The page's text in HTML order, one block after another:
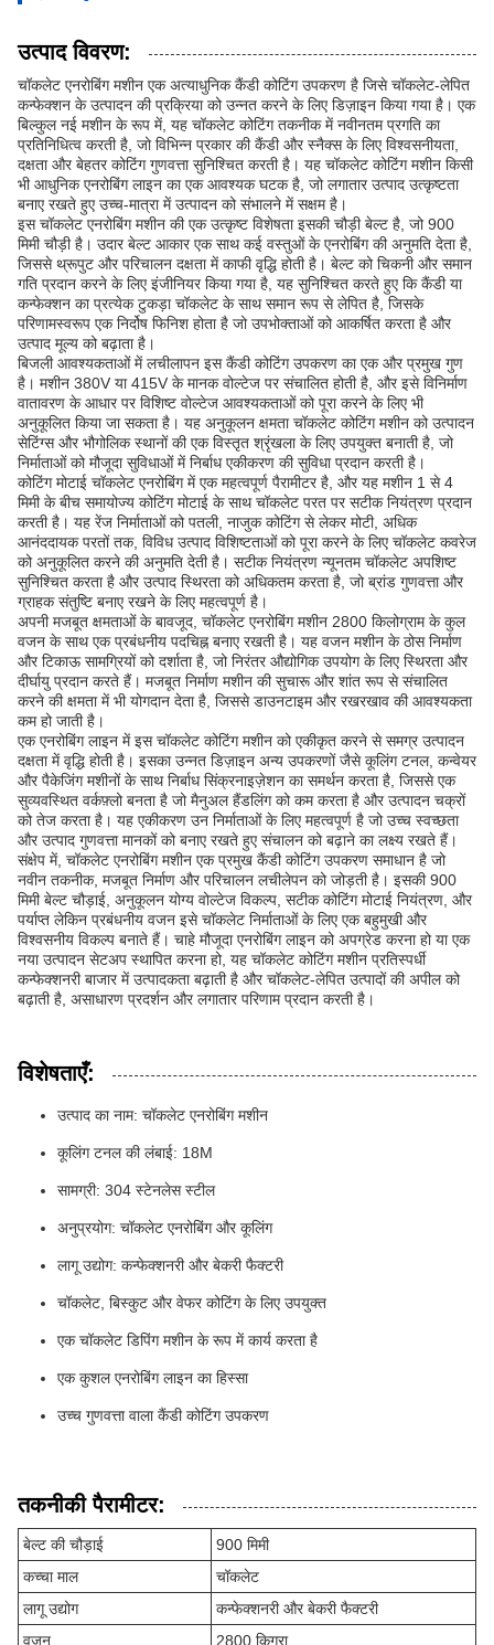
उत्पाद विवरण:
चॉकलेट एनरोबिंग मशीन एक अत्याधुनिक कैंडी कोटिंग उपकरण है जिसे चॉकलेट-लेपित
कन्फेक्शन के उत्पादन की प्रक्रिया को उन्नत करने के लिए डिज़ाइन किया गया है। एक
बिल्कुल नई मशीन के रूप में, यह चॉकलेट कोटिंग तकनीक में नवीनतम प्रगति का
प्रतिनिधित्व करती है, जो विभिन्न प्रकार की कैंडी और स्नैक्स के लिए विश्वसनीयता,
दक्षता और बेहतर कोटिंग गुणवत्ता सुनिश्चित करती है। यह चॉकलेट कोटिंग मशीन किसी
भी आधुनिक एनरोबिंग लाइन का एक आवश्यक घटक है, जो लगातार उत्पाद उत्कृष्टता
बनाए रखते हुए उच्च-मात्रा में उत्पादन को संभालने में सक्षम है।
इस चॉकलेट एनरोबिंग मशीन की एक उत्कृष्ट विशेषता इसकी चौड़ी बेल्ट है, जो 900
मिमी चौड़ी है। उदार बेल्ट आकार एक साथ कई वस्तुओं के एनरोबिंग की अनुमति देता है,
जिससे थ्रूपुट और परिचालन दक्षता में काफी वृद्धि होती है। बेल्ट को चिकनी और समान
गति प्रदान करने के लिए इंजीनियर किया गया है, यह सुनिश्चित करते हुए कि कैंडी या
कन्फेक्शन का प्रत्येक टुकड़ा चॉकलेट के साथ समान रूप से लेपित है, जिसके
परिणामस्वरूप एक निर्दोष फिनिश होता है जो उपभोक्ताओं को आकर्षित करता है और
उत्पाद मूल्य को बढ़ाता है।
बिजली आवश्यकताओं में लचीलापन इस कैंडी कोटिंग उपकरण का एक और प्रमुख गुण
है। मशीन 380V या 415V के मानक वोल्टेज पर संचालित होती है, और इसे विनिर्माण
वातावरण के आधार पर विशिष्ट वोल्टेज आवश्यकताओं को पूरा करने के लिए भी
अनुकूलित किया जा सकता है। यह अनुकूलन क्षमता चॉकलेट कोटिंग मशीन को उत्पादन
सेटिंग्स और भौगोलिक स्थानों की एक विस्तृत श्रृंखला के लिए उपयुक्त बनाती है, जो
निर्माताओं को मौजूदा सुविधाओं में निर्बाध एकीकरण की सुविधा प्रदान करती है।
कोटिंग मोटाई चॉकलेट एनरोबिंग में एक महत्वपूर्ण पैरामीटर है, और यह मशीन 1 से 4
मिमी के बीच समायोज्य कोटिंग मोटाई के साथ चॉकलेट परत पर सटीक नियंत्रण प्रदान
करती है। यह रेंज निर्माताओं को पतली, नाजुक कोटिंग से लेकर मोटी, अधिक
आनंददायक परतों तक, विविध उत्पाद विशिष्टताओं को पूरा करने के लिए चॉकलेट कवरेज
को अनुकूलित करने की अनुमति देती है। सटीक नियंत्रण न्यूनतम चॉकलेट अपशिष्ट
सुनिश्चित करता है और उत्पाद स्थिरता को अधिकतम करता है, जो ब्रांड गुणवत्ता और
ग्राहक संतुष्टि बनाए रखने के लिए महत्वपूर्ण है।
अपनी मजबूत क्षमताओं के बावजूद, चॉकलेट एनरोबिंग मशीन 2800 किलोग्राम के कुल
वजन के साथ एक प्रबंधनीय पदचिह्न बनाए रखती है। यह वजन मशीन के ठोस निर्माण
और टिकाऊ सामग्रियों को दर्शाता है, जो निरंतर औद्योगिक उपयोग के लिए स्थिरता और
दीर्घायु प्रदान करते हैं। मजबूत निर्माण मशीन की सुचारू और शांत रूप से संचालित
करने की क्षमता में भी योगदान देता है, जिससे डाउनटाइम और रखरखाव की आवश्यकता
कम हो जाती है।
एक एनरोबिंग लाइन में इस चॉकलेट कोटिंग मशीन को एकीकृत करने से समग्र उत्पादन
दक्षता में वृद्धि होती है। इसका उन्नत डिज़ाइन अन्य उपकरणों जैसे कूलिंग टनल, कन्वेयर
और पैकेजिंग मशीनों के साथ निर्बाध सिंक्रनाइज़ेशन का समर्थन करता है, जिससे एक
सुव्यवस्थित वर्कफ़्लो बनता है जो मैनुअल हैंडलिंग को कम करता है और उत्पादन चक्रों
को तेज करता है। यह एकीकरण उन निर्माताओं के लिए महत्वपूर्ण है जो उच्च स्वच्छता
और उत्पाद गुणवत्ता मानकों को बनाए रखते हुए संचालन को बढ़ाने का लक्ष्य रखते हैं।
संक्षेप में, चॉकलेट एनरोबिंग मशीन एक प्रमुख कैंडी कोटिंग उपकरण समाधान है जो
नवीन तकनीक, मजबूत निर्माण और परिचालन लचीलेपन को जोड़ती है। इसकी 900
मिमी बेल्ट चौड़ाई, अनुकूलन योग्य वोल्टेज विकल्प, सटीक कोटिंग मोटाई नियंत्रण, और
पर्याप्त लेकिन प्रबंधनीय वजन इसे चॉकलेट निर्माताओं के लिए एक बहुमुखी और
विश्वसनीय विकल्प बनाते हैं। चाहे मौजूदा एनरोबिंग लाइन को अपग्रेड करना हो या एक
नया उत्पादन सेटअप स्थापित करना हो, यह चॉकलेट कोटिंग मशीन प्रतिस्पर्धी
कन्फेक्शनरी बाजार में उत्पादकता बढ़ाती है और चॉकलेट-लेपित उत्पादों की अपील को
बढ़ाती है, असाधारण प्रदर्शन और लगातार परिणाम प्रदान करती है।
विशेषताएँ:
उत्पाद का नाम: चॉकलेट एनरोबिंग मशीन
कूलिंग टनल की लंबाई: 18M
सामग्री: 304 स्टेनलेस स्टील
अनुप्रयोग: चॉकलेट एनरोबिंग और कूलिंग
लागू उद्योग: कन्फेक्शनरी और बेकरी फैक्टरी
चॉकलेट, बिस्कुट और वेफर कोटिंग के लिए उपयुक्त
एक चॉकलेट डिपिंग मशीन के रूप में कार्य करता है
एक कुशल एनरोबिंग लाइन का हिस्सा
उच्च गुणवत्ता वाला कैंडी कोटिंग उपकरण
तकनीकी पैरामीटर:
बेल्ट की चौड़ाई
900 मिमी
कच्चा माल
चॉकलेट
लागू उद्योग
कन्फेक्शनरी और बेकरी फैक्टरी
वज़न
2800 किग्रा